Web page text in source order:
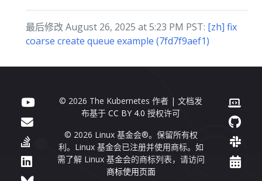
最后修改 August 26, 2025 at 5:23 PM PST: [zh] fix
coarse create queue example (7fd7f9aef1)
© 2026 The Kubernetes 作者 | 文档发
布基于CC BY 4.0 授权许可
© 2026 Linux 基金会®。保留所有权
利。Linux 基金会已注册并使用商标。如
需了解 Linux 基金会的商标列表，请访问
商标使用页面